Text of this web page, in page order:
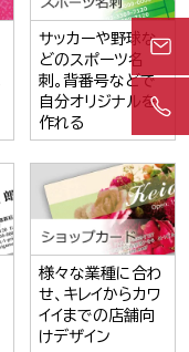
サッカーや野球な
どのスポーツ名
刺。背番号などで
自分オリジナルを
作れる
様々な業種に合わ
せ、キレイからカワ
イイまでの店舗向
けデザイン